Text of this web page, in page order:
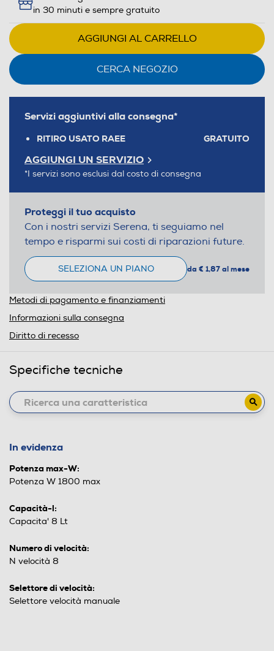
in 30 minuti e sempre gratuito
AGGIUNGI AL CARRELLO
CERCA NEGOZIO
Servizi aggiuntivi alla consegna*
RITIRO USATO RAEE GRATUITO
AGGIUNGI UN SERVIZIO
*I servizi sono esclusi dal costo di consegna
Proteggi il tuo acquisto
Con i nostri servizi Serena, ti seguiamo nel
tempo e risparmi sui costi di riparazioni future.
SELEZIONA UN PIANO da € 1,87 al mese
Metodi di pagamento e finanziamenti
Informazioni sulla consegna
Diritto di recesso
Specifiche tecniche
In evidenza
Potenza max-W:
Potenza W 1800 max
Capacità-l:
Capacita' 8 Lt
Numero di velocità:
N velocità 8
Selettore di velocità:
Selettore velocità manuale